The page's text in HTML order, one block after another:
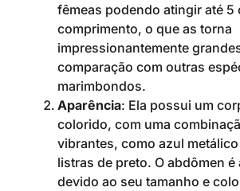
fêmeas podendo atingir até 5
comprimento, o que as torna
impressionantemente
comparação com outras
marimbondos.
Aparência: Ela possui um
colorido, com uma
vibrantes, como azul
listras de preto. O abdômen é
devido ao seu tamanho e